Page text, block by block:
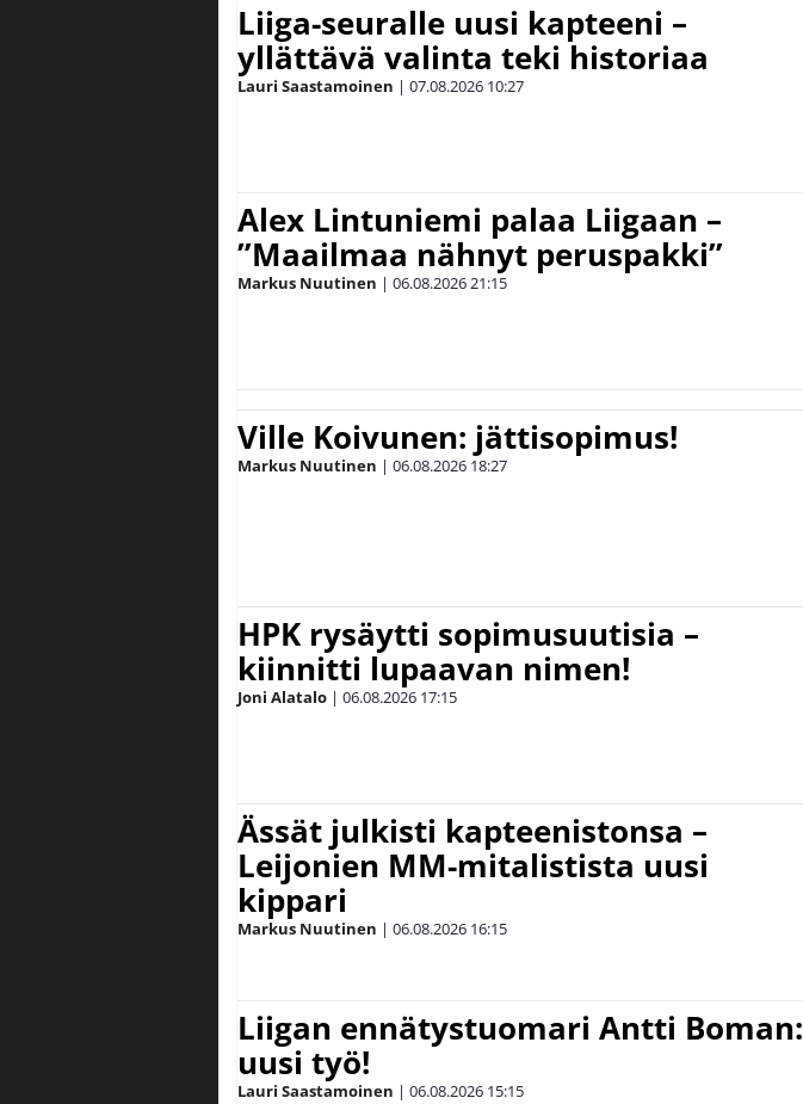
Liiga-seuralle uusi kapteeni –
yllättävä valinta teki historiaa
Lauri Saastamoinen | 07.08.2026 10:27
Alex Lintuniemi palaa Liigaan –
”Maailmaa nähnyt peruspakki”
Markus Nuutinen | 06.08.202621:15
Ville Koivunen: jättisopimus!
Markus Nuutinen | 06.08.2026 18:27
HPK rysäytti sopimusuutisia –
kiinnitti lupaavan nimen!
Joni Alatalo | 06.08.2026 17:15
Ässät julkisti kapteenistonsa –
Leijonien MM-mitalistista uusi
kippari
Markus Nuutinen | 06.08.2026 16:15
Liigan ennätystuomari Antti Boman:
uusi työ!
Lauri Saastamoinen | 06.08.2026 15:15